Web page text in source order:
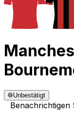
Unbestätigt
Benachrichtigen